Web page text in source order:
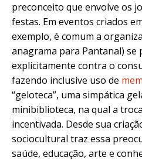
preconceito que envolve os
festas. Em eventos criados
exemplo, é comum a
anagrama para Pantanal) se
explicitamente contra o
fazendo inclusive uso de
“geloteca”, uma simpática
minibiblioteca, na qual a
incentivada. Desde sua
sociocultural traz essa
saúde, educação, arte e